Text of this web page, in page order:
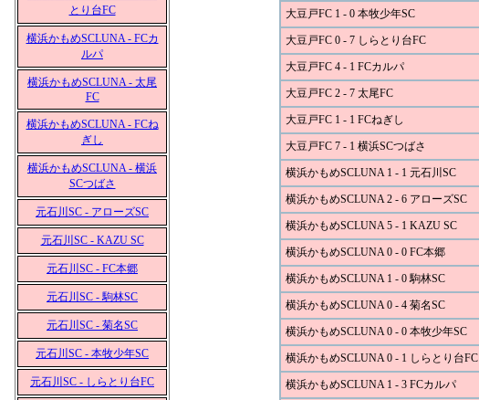
とり台FC
横浜かもめSCLUNA - FCカ
ルパ
横浜かもめSCLUNA - 太尾
FC
横浜かもめSCLUNA - FCね
ぎし
横浜かもめSCLUNA - 横浜
SCつばさ
元石川SC - アローズSC
元石川SC - KAZU SC
元石川SC - FC本郷
元石川SC - 駒林SC
元石川SC - 菊名SC
元石川SC - 本牧少年SC
元石川SC - しらとり台FC
大豆戸FC 1 - 0 本牧少年SC
大豆戸FC 0 - 7 しらとり台FC
大豆戸FC 4 - 1 FCカルパ
大豆戸FC 2 - 7 太尾FC
大豆戸FC 1 - 1 FCねぎし
大豆戸FC 7 - 1 横浜SCつばさ
横浜かもめSCLUNA 1 - 1 元石川SC
横浜かもめSCLUNA 2 - 6 アローズSC
横浜かもめSCLUNA 5 - 1 KAZU SC
横浜かもめSCLUNA 0 - 0 FC本郷
横浜かもめSCLUNA 1 - 0 駒林SC
横浜かもめSCLUNA 0 - 4 菊名SC
横浜かもめSCLUNA 0 - 0 本牧少年SC
横浜かもめSCLUNA 0 - 1 しらとり台FC
横浜かもめSCLUNA 1 - 3 FCカルパ